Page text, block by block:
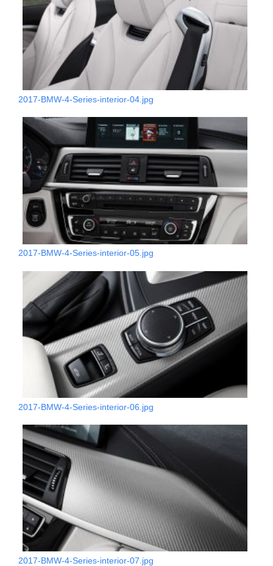
2017-BMW-4-Series-interior-04.jpg
2017-BMW-4-Series-interior-05.jpg
2017-BMW-4-Series-interior-06.jpg
2017-BMW-4-Series-interior-07.jpg